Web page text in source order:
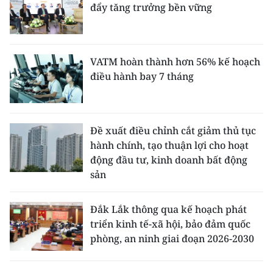
đẩy tăng trưởng bền vững
VATM hoàn thành hơn 56% kế hoạch
điều hành bay 7 tháng
Đề xuất điều chỉnh cắt giảm thủ tục
hành chính, tạo thuận lợi cho hoạt
động đầu tư, kinh doanh bất động
sản
Đắk Lắk thông qua kế hoạch phát
triển kinh tế-xã hội, bảo đảm quốc
phòng, an ninh giai đoạn 2026-2030